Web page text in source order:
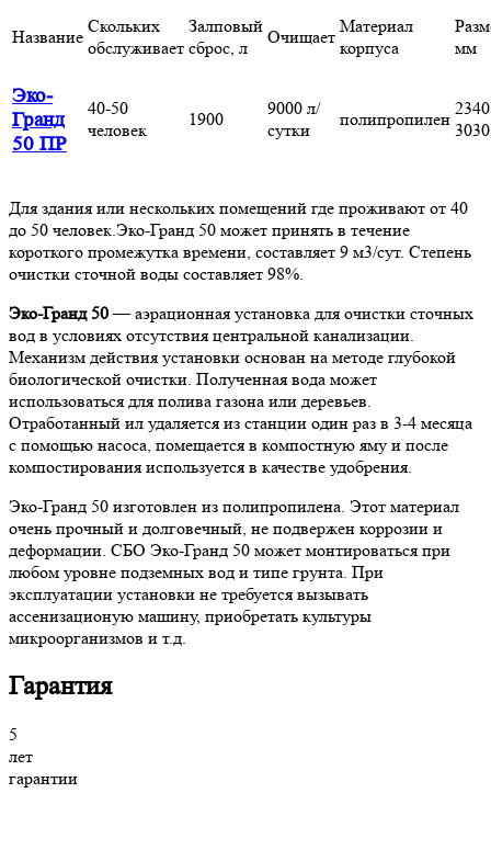
Название
Скольких
обслуживает
Залповый
сброс, л
Очищает
Материал
корпуса
мм
Эко-
Гранд
50 ПР
40-50
человек
1900
9000 л/
сутки
полипропилен
3030
Для здания или нескольких помещений где проживают от 40
до 50 человек.Эко-Гранд 50 может принять в течение
короткого промежутка времени, составляет 9 м3/сут. Степень
очистки сточной воды составляет 98%.
Эко-Гранд 50— аэрационная установка для очистки сточных
вод в условиях отсутствия центральной канализации.
Механизм действия установки основан на методе глубокой
биологической очистки. Полученная вода может
использоваться для полива газона или деревьев.
Отработанный ил удаляется из станции один раз в 3-4 месяца
с помощью насоса, помещается в компостную яму и после
компостирования используется в качестве удобрения.
Эко-Гранд 50 изготовлен из полипропилена. Этот материал
очень прочный и долговечный, не подвержен коррозии и
деформации. СБО Эко-Гранд 50 может монтироваться при
любом уровне подземных вод и типе грунта. При
эксплуатации установки не требуется вызывать
ассенизационую машину, приобретать культуры
микроорганизмов и т.д.
Гарантия
5
лет
гарантии